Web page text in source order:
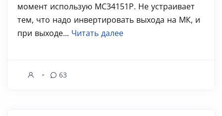
момент использую MC34151P. Не устраивает
тем, что надо инвертировать выхода на МК, и
при выходе... Читать далее
63